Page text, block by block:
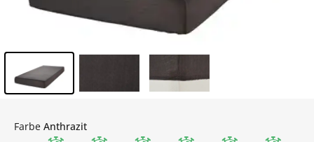
Farbe Anthrazit